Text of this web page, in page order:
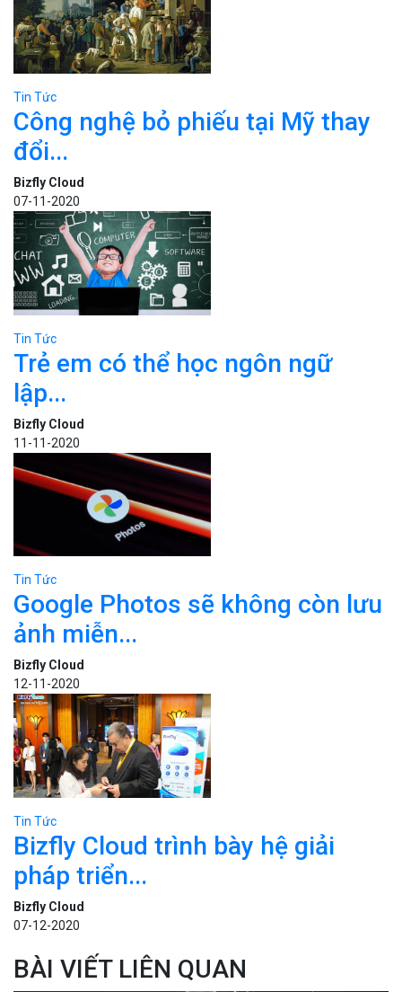
Tin Tức
Công nghệ bỏ phiếu tại Mỹ thay
đổi...
Bizfly Cloud
07-11-2020
Tin Tức
Trẻ em có thể học ngôn ngữ
lập...
Bizfly Cloud
11-11-2020
Tin Tức
Google Photos sẽ không còn lưu
ảnh miễn...
Bizfly Cloud
12-11-2020
Tin Tức
Bizfly Cloud trình bày hệ giải
pháp triển...
Bizfly Cloud
07-12-2020
BÀI VIẾT LIÊN QUAN